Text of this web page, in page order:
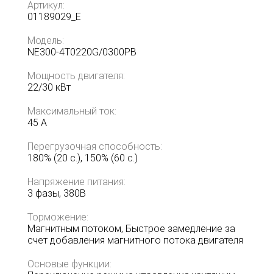
Артикул:
01189029_E
Модель:
NE300-4T0220G/0300PB
Мощность двигателя:
22/30 кВт
Максимальный ток:
45 А
Перегрузочная способность:
180% (20 с.), 150% (60 с.)
Напряжение питания:
3 фазы, 380В
Торможение:
Магнитным потоком, Быстрое замедление за
счет добавления магнитного потока двигателя
Основые функции: